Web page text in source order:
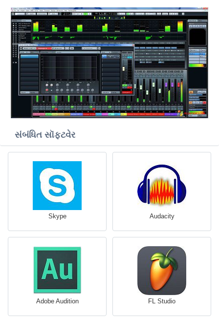
સંબંધિત સૉફ્ટવેર
Skype Audacity
Adobe Audition FL Studio